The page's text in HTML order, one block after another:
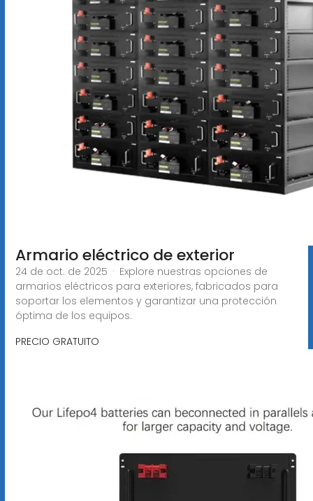
Armario eléctrico de exterior
24 de oct. de 2025 · Explore nuestras opciones de
armarios eléctricos para exteriores, fabricados para
soportar los elementos y garantizar una protección
óptima de los equipos.
PRECIO GRATUITO